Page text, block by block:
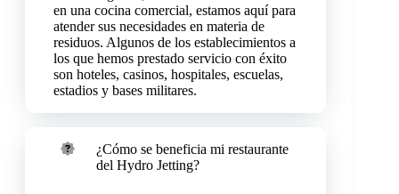
en una cocina comercial, estamos aquí para
atender sus necesidades en materia de
residuos. Algunos de los establecimientos a
los que hemos prestado servicio con éxito
son hoteles, casinos, hospitales, escuelas,
estadios y bases militares.
¿Cómo se beneficia mi restaurante
del Hydro Jetting?